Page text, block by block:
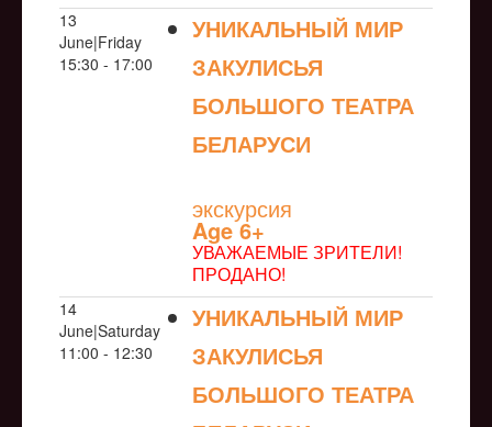
13
June|Friday
15:30 - 17:00
УНИКАЛЬНЫЙ МИР
ЗАКУЛИСЬЯ
БОЛЬШОГО ТЕАТРА
БЕЛАРУСИ
экскурсия
Age 6+
УВАЖАЕМЫЕ ЗРИТЕЛИ!
ПРОДАНО!
14
June|Saturday
11:00 - 12:30
УНИКАЛЬНЫЙ МИР
ЗАКУЛИСЬЯ
БОЛЬШОГО ТЕАТРА